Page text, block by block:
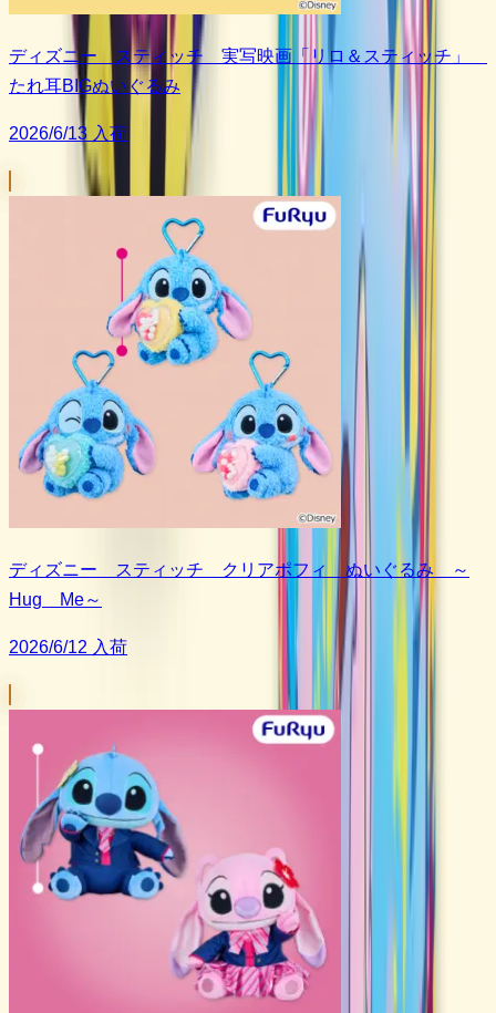
ディズニー スティッチ 実写映画「リロ＆スティッチ」
たれ耳BIGぬいぐるみ
2026/6/13 入荷
ディズニー スティッチ クリアポフィ ぬいぐるみ ～
Hug Me～
2026/6/12 入荷